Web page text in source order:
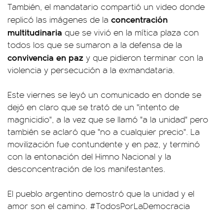
También, el mandatario compartió un video donde
replicó las imágenes de la concentración
multitudinaria que se vivió en la mítica plaza con
todos los que se sumaron a la defensa de la
convivencia en paz y que pidieron terminar con la
violencia y persecución a la exmandataria.
Este viernes se leyó un comunicado en donde se
dejó en claro que se trató de un "intento de
magnicidio", a la vez que se llamó "a la unidad" pero
también se aclaró que "no a cualquier precio". La
movilización fue contundente y en paz, y terminó
con la entonación del Himno Nacional y la
desconcentración de los manifestantes.
El pueblo argentino demostró que la unidad y el
amor son el camino. #TodosPorLaDemocracia